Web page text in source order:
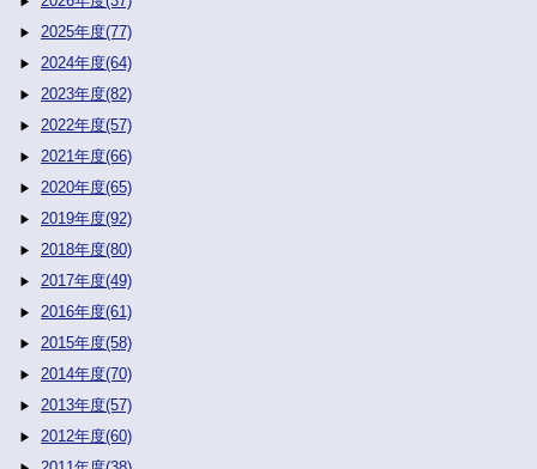
2025年度(77)
2024年度(64)
2023年度(82)
2022年度(57)
2021年度(66)
2020年度(65)
2019年度(92)
2018年度(80)
2017年度(49)
2016年度(61)
2015年度(58)
2014年度(70)
2013年度(57)
2012年度(60)